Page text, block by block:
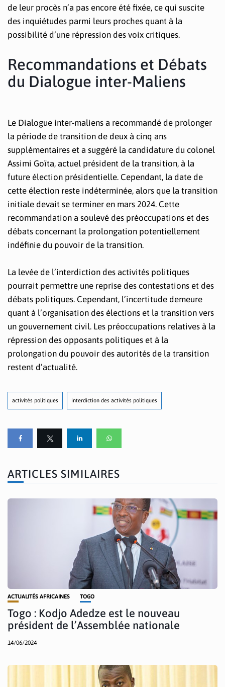
de leur procès n’a pas encore été fixée, ce qui suscite
des inquiétudes parmi leurs proches quant à la
possibilité d’une répression des voix critiques.
Recommandations et Débats
du Dialogue inter-Maliens
Le Dialogue inter-maliens a recommandé de prolonger
la période de transition de deux à cinq ans
supplémentaires et a suggéré la candidature du colonel
Assimi Goïta, actuel président de la transition, à la
future élection présidentielle. Cependant, la date de
cette élection reste indéterminée, alors que la transition
initiale devait se terminer en mars 2024. Cette
recommandation a soulevé des préoccupations et des
débats concernant la prolongation potentiellement
indéfinie du pouvoir de la transition.
La levée de l’interdiction des activités politiques
pourrait permettre une reprise des contestations et des
débats politiques. Cependant, l’incertitude demeure
quant à l’organisation des élections et la transition vers
un gouvernement civil. Les préoccupations relatives à la
répression des opposants politiques et à la
prolongation du pouvoir des autorités de la transition
restent d’actualité.
activités politiques interdiction des activités politiques
ARTICLES SIMILAIRES
ACTUALITÉS AFRICAINES TOGO
Togo : Kodjo Adedze est le nouveau
président de l’Assemblée nationale
14/06/2024